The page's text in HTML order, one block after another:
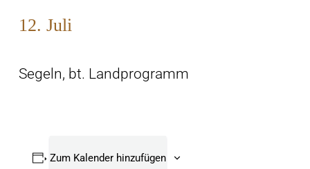
12. Juli
Segeln, bt. Landprogramm
Zum Kalender hinzufügen